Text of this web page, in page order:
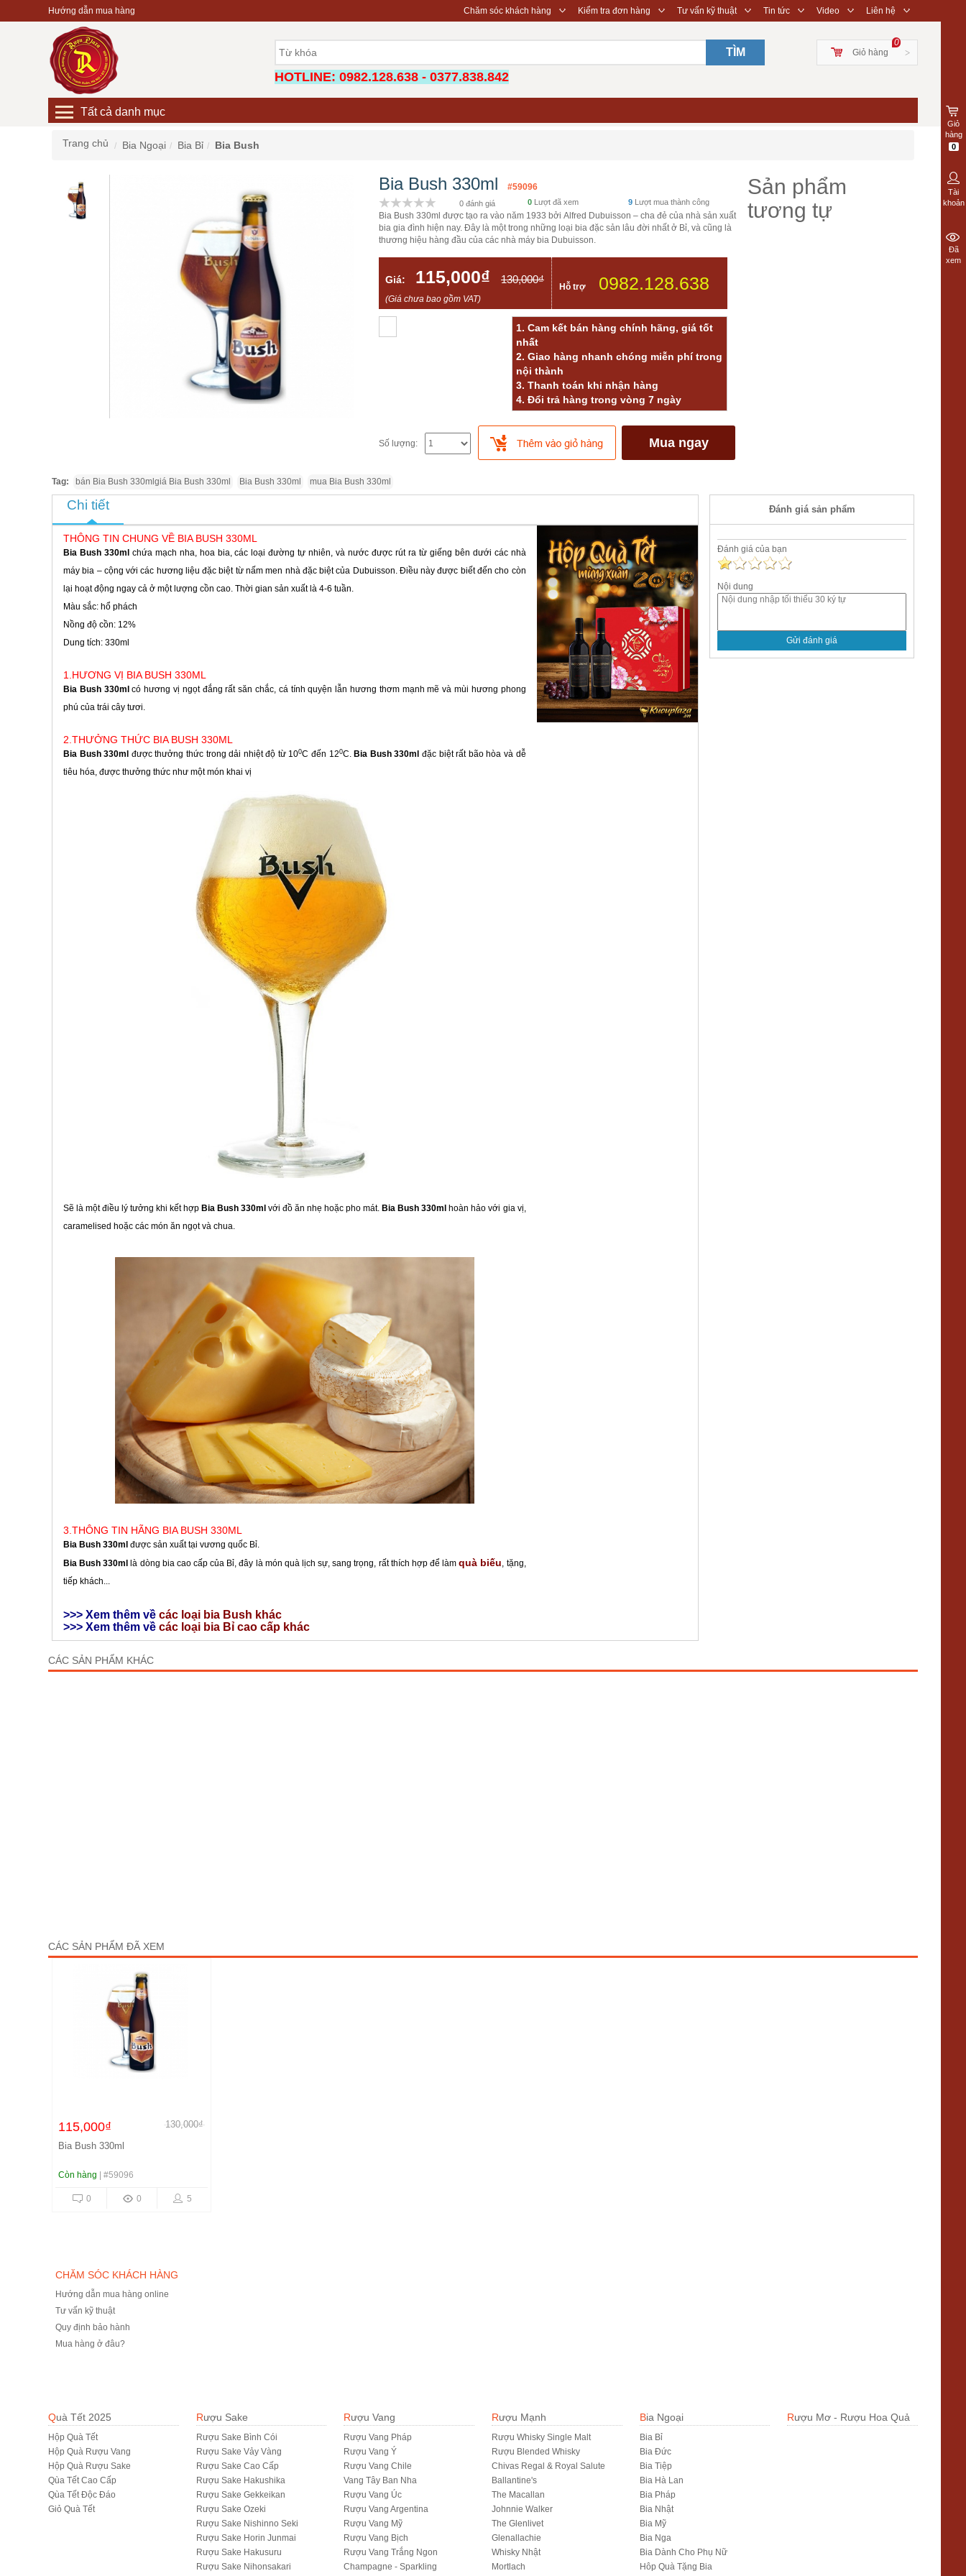
Hướng dẫn mua hàng ◇
Chăm sóc khách hàng ◇
Kiểm tra đơn hàng ◇
Tư vấn kỹ thuật ◇
Tin tức ◇
Video ◇
Liên hệ
TÌM >
0
Giỏ hàng
HOTLINE: 0982.128.638 - 0377.838.842
Tất cả danh mục
Trang chủ Bia Ngoại Bia Bỉ Bia Bush
Tag: bán Bia Bush 330mlgiá Bia Bush 330ml Bia Bush 330ml mua Bia Bush 330ml
Bia Bush 330ml #59096
0 đánh giá 0Lượt đã xem 9 Lượt mua thành công
Bia Bush 330ml được tạo ra vào năm 1933 bởi Alfred Dubuisson – cha đẻ của nhà sản xuất
bia gia đình hiện nay. Đây là một trong những loại bia đặc sản lâu đời nhất ở Bỉ, và cũng là
thương hiệu hàng đầu của các nhà máy bia Dubuisson.
Giá: 115,000₫ 130,000₫
(Giá chưa bao gồm VAT)
Hỗ trợ 0982.128.638
1. Cam kết bán hàng chính hãng, giá tốt
nhất
2. Giao hàng nhanh chóng miễn phí trong
nội thành
3. Thanh toán khi nhận hàng
4. Đổi trả hàng trong vòng 7 ngày
Số lượng: Mua ngay
Sản phẩm
tương tự
Chi tiết
THÔNG TIN CHUNG VỀ BIA BUSH 330ML
Bia Bush 330ml chứa mạch nha, hoa bia, các loại đường tự nhiên, và nước được rút ra từ giếng bên dưới các nhà
máy bia – cộng với các hương liệu đặc biệt từ nấm men nhà đặc biệt của Dubuisson. Điều này được biết đến cho còn
lại hoạt động ngay cả ở một lượng cồn cao. Thời gian sản xuất là 4-6 tuần.
Màu sắc: hổ phách
Nồng độ cồn: 12%
Dung tích: 330ml
1.HƯƠNG VỊ BIA BUSH 330ML
Bia Bush 330ml có hương vị ngọt đắng rất săn chắc, cá tính quyện lẫn hương thơm mạnh mẽ và mùi hương phong
phú của trái cây tươi.
2.THƯỞNG THỨC BIA BUSH 330ML
Bia Bush 330ml được thưởng thức trong dải nhiệt độ từ 100C đến 120C.Bia Bush 330ml đặc biệt rất bão hòa và dễ
tiêu hóa, được thưởng thức như một món khai vị
Sẽ là một điều lý tưởng khi kết hợp Bia Bush 330mlvới đồ ăn nhẹ hoặc pho mát. Bia Bush 330ml hoàn hảo với gia vị,
caramelised hoặc các món ăn ngọt và chua.
3.THÔNG TIN HÃNG BIA BUSH 330ML
Bia Bush 330ml được sản xuất tại vương quốc Bỉ.
Bia Bush 330ml
là dòng bia cao cấp của Bỉ, đây là món quà lịch sự, sang trọng, rất thích hợp để làmquà biếu, tặng,
tiếp khách...
>>> Xem thêm về các loại bia Bush khác
>>> Xem thêm về các loại bia Bỉ cao cấp khác
Đánh giá sản phẩm
Đánh giá của bạn
Nội dung
Gửi đánh giá
CÁC SẢN PHẨM KHÁC
CÁC SẢN PHẨM ĐÃ XEM
115,000₫
130,000₫
Bia Bush 330ml
Còn hàng | #59096
5
0
0
CHĂM SÓC KHÁCH HÀNG
Hướng dẫn mua hàng online
Tư vấn kỹ thuật
Quy định bảo hành
Mua hàng ở đâu?
Quà Tết 2025
Hộp Quà Tết
Hộp Quà Rượu Vang
Hộp Quà Rượu Sake
Qùa Tết Cao Cấp
Qùa Tết Độc Đáo
Giỏ Quà Tết
Rượu Sake
Rượu Sake Bình Cói
Rượu Sake Vảy Vàng
Rượu Sake Cao Cấp
Rượu Sake Hakushika
Rượu Sake Gekkeikan
Rượu Sake Ozeki
Rượu Sake Nishinno Seki
Rượu Sake Horin Junmai
Rượu Sake Hakusuru
Rượu Sake Nihonsakari
Rượu Vang
Rượu Vang Pháp
Rượu Vang Ý
Rượu Vang Chile
Vang Tây Ban Nha
Rượu Vang Úc
Rượu Vang Argentina
Rượu Vang Mỹ
Rượu Vang Bịch
Rượu Vang Trắng Ngon
Champagne - Sparkling
Rượu Mạnh
Rượu Whisky Single Malt
Rượu Blended Whisky
Chivas Regal & Royal Salute
Ballantine's
The Macallan
Johnnie Walker
The Glenlivet
Glenallachie
Whisky Nhật
Mortlach
Bia Ngoại
Bia Bỉ
Bia Đức
Bia Tiệp
Bia Hà Lan
Bia Pháp
Bia Nhật
Bia Mỹ
Bia Nga
Bia Dành Cho Phụ Nữ
Hôp Quà Tặng Bia
Rượu Mơ - Rượu Hoa Quả
Giỏ
hàng
0
Tài
khoản
Đã
xem